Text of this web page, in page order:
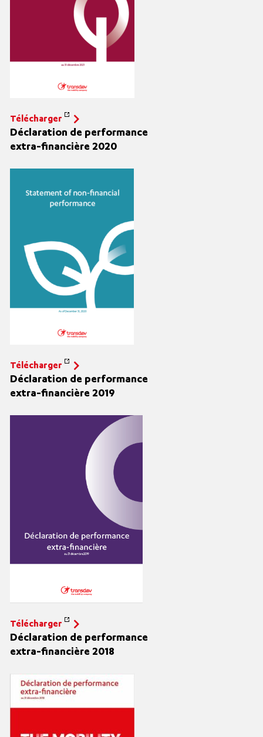
Télécharger
Déclaration de performance
extra-financière 2020
Télécharger
Déclaration de performance
extra-financière 2019
Télécharger
Déclaration de performance
extra-financière 2018